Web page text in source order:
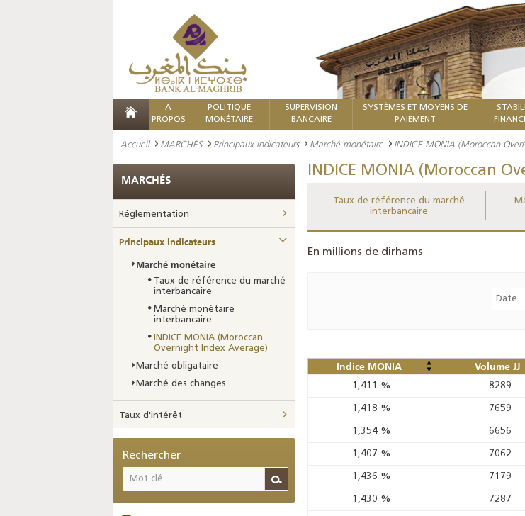
A
PROPOS
POLITIQUE
MONÉTAIRE
SUPERVISION
BANCAIRE
SYSTÈMES ET MOYENS DE
PAIEMENT
Accueil MARCHÉS Principaux indicateurs Marché monétaire INDICE MONIA (Moroccan
INDICE MONIA (Moroccan
Taux de référence du marché
interbancaire
En millions de dirhams
Indice MONIA Volume JJ
1,411 % 8289
1,418 % 7659
1,354 % 6656
1,407 % 7062
1,436 % 7179
1,430 % 7287
MARCHÉS
Réglementation
Principaux indicateurs
Marché monétaire
Taux de référence du marché
interbancaire
Marché monétaire
interbancaire
INDICE MONIA (Moroccan
Overnight Index Average)
Marché obligataire
Marché des changes
Taux d'intérêt
Rechercher